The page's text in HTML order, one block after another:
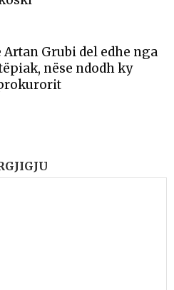
Artan Grubi del edhe nga
nëse ndodh ky